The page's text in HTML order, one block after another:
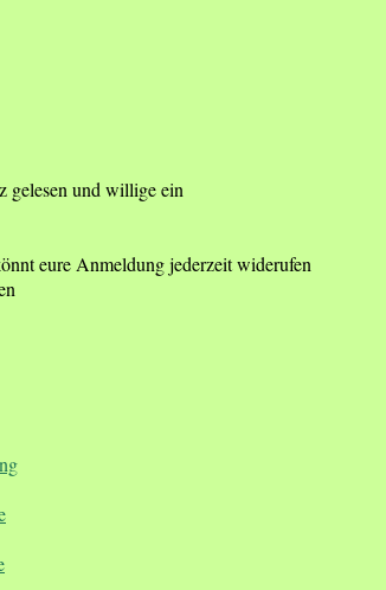
gelesen und willige ein
eure Anmeldung jederzeit widerufen